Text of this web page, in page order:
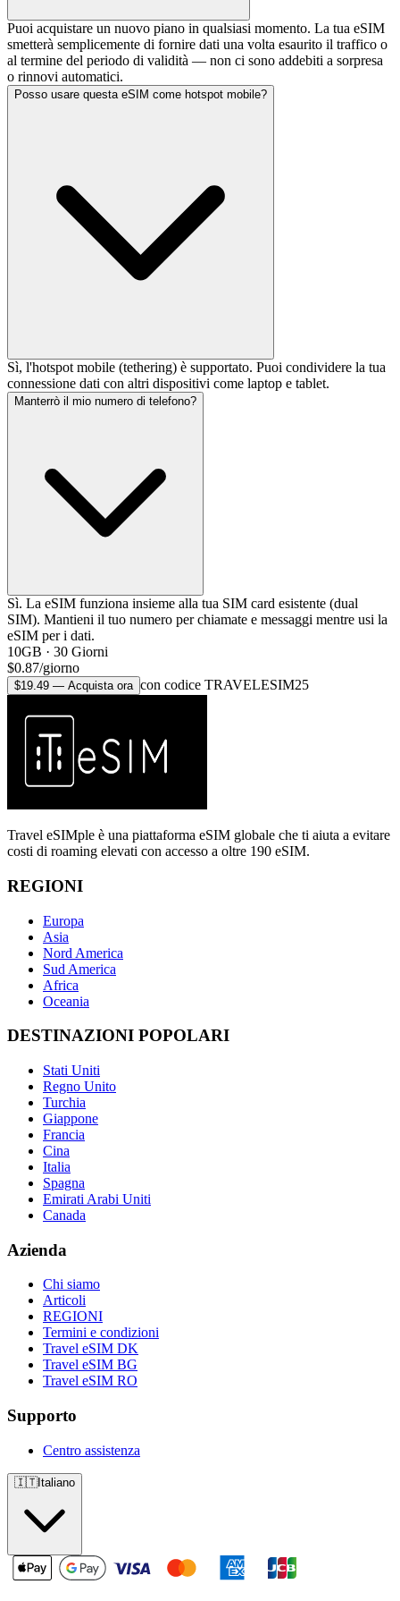
Puoi acquistare un nuovo piano in qualsiasi momento. La tua eSIM
smetterà semplicemente di fornire dati una volta esaurito il traffico o
al termine del periodo di validità — non ci sono addebiti a sorpresa
o rinnovi automatici.
Posso usare questa eSIM come hotspot mobile?
Sì, l'hotspot mobile (tethering) è supportato. Puoi condividere la tua
connessione dati con altri dispositivi come laptop e tablet.
Manterrò il mio numero di telefono?
Sì. La eSIM funziona insieme alla tua SIM card esistente (dual
SIM). Mantieni il tuo numero per chiamate e messaggi mentre usi la
eSIM per i dati.
10GB · 30 Giorni
$0.87/giorno
$19.49 — Acquista ora con codice TRAVELESIM25
Travel eSIMple è una piattaforma eSIM globale che ti aiuta a evitare
costi di roaming elevati con accesso a oltre 190 eSIM.
REGIONI
Europa
Asia
Nord America
Sud America
Africa
Oceania
DESTINAZIONI POPOLARI
Stati Uniti
Regno Unito
Turchia
Giappone
Francia
Cina
Italia
Spagna
Emirati Arabi Uniti
Canada
Azienda
Chi siamo
Articoli
REGIONI
Termini e condizioni
Travel eSIM DK
Travel eSIM BG
Travel eSIM RO
Supporto
Centro assistenza
🇮🇹Italiano